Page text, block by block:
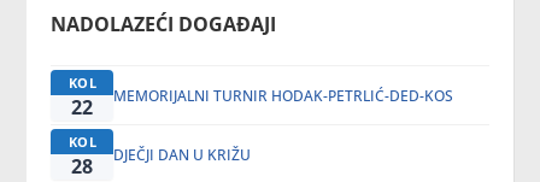
NADOLAZEĆI DOGAĐAJI
KOL
22 MEMORIJALNI TURNIR HODAK-PETRLIĆ-DED-KOS
KOL
28 DJEČJI DAN U KRIŽU